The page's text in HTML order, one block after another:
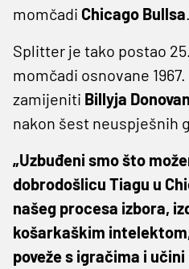
momčadi Chicago Bullsa.
Splitter je tako postao
momčadi osnovane
zamijeniti Billyja
nakon šest neuspješnih
„Uzbuđeni smo što
dobrodošlicu Tiagu u
našeg procesa izbora,
košarkaškim
poveže s igračima i